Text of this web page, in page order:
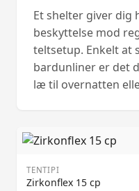
Et shelter giver dig
beskyttelse mod
teltsetup. Enkelt at
bardunliner er det
læ til overnatten
TENTIPI
Zirkonflex 15 cp